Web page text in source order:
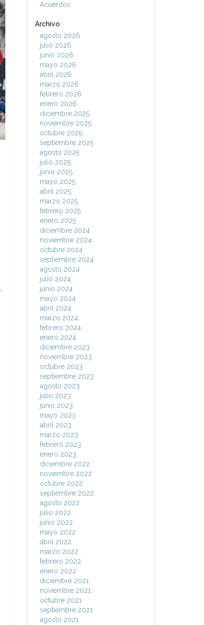
Acuerdos
Archivo
agosto 2026
julio 2026
junio 2026
mayo 2026
abril 2026
marzo 2026
febrero 2026
enero 2026
diciembre 2025
noviembre 2025
octubre 2025
septiembre 2025
agosto 2025
julio 2025
junio 2025
mayo 2025
abril 2025
marzo 2025
febrero 2025
enero 2025
diciembre 2024
noviembre 2024
octubre 2024
septiembre 2024
agosto 2024
julio 2024
junio 2024
mayo 2024
abril 2024
marzo 2024
febrero 2024
enero 2024
diciembre 2023
noviembre 2023
octubre 2023
septiembre 2023
agosto 2023
julio 2023
junio 2023
mayo 2023
abril 2023
marzo 2023
febrero 2023
enero 2023
diciembre 2022
noviembre 2022
octubre 2022
septiembre 2022
agosto 2022
julio 2022
junio 2022
mayo 2022
abril 2022
marzo 2022
febrero 2022
enero 2022
diciembre 2021
noviembre 2021
octubre 2021
septiembre 2021
agosto 2021